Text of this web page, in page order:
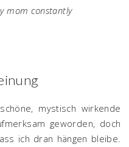
mom constantly
mystisch wirkende
geworden, doch
ich dran hängen bleibe.